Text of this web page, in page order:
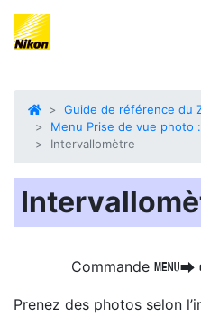
Guide de référence du
Menu Prise de vue photo
Intervallomètre
Commande GU
Prenez des photos selon